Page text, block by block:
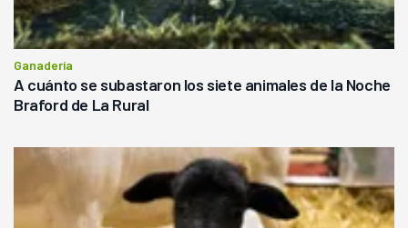
Ganadería
A cuánto se subastaron los siete animales de la Noche
Braford de La Rural